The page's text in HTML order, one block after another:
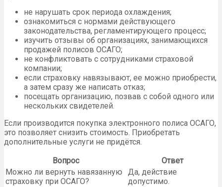
не нарушать срок периода охлаждения;
ознакомиться с нормами действующего
законодательства, регламентирующего процесс;
изучить отзывы об организациях, занимающихся
продажей полисов ОСАГО;
не конфликтовать с сотрудниками страховой
компании;
если страховку навязывают, ее можно приобрести,
а затем сразу же написать отказ;
посещать организацию, позвав с собой одного или
нескольких свидетелей.
Если производится покупка электронного полиса ОСАГО,
это позволяет снизить стоимость. Приобретать
дополнительные услуги не придётся.
Вопрос
Ответ
Можно ли вернуть навязанную
страховку при ОСАГО?
Да, действие
допустимо.